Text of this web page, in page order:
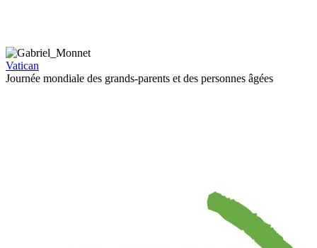
Vatican
Journée mondiale des grands-parents et des personnes âgées